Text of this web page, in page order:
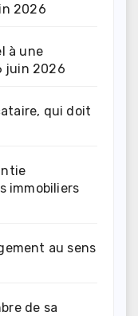
2026
à une
juin 2026
qui doit
immobiliers
au sens
de sa